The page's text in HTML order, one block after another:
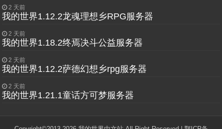
2 天前
我的世界1.12.2龙魂理想乡RPG服务器
2 天前
我的世界1.18.2终焉决斗公益服务器
2 天前
我的世界1.12.2萨德幻想乡rpg服务器
2 天前
我的世界1.21.1童话方可梦服务器